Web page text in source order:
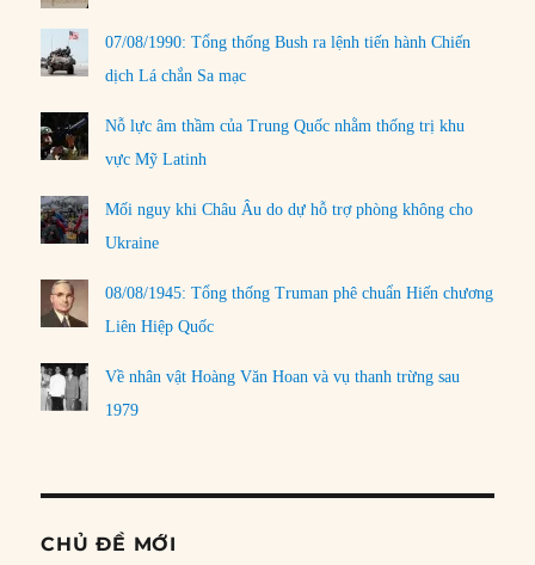
07/08/1990: Tổng thống Bush ra lệnh tiến hành Chiến
dịch Lá chắn Sa mạc
Nỗ lực âm thầm của Trung Quốc nhằm thống trị khu
vực Mỹ Latinh
Mối nguy khi Châu Âu do dự hỗ trợ phòng không cho
Ukraine
08/08/1945: Tổng thống Truman phê chuẩn Hiến chương
Liên Hiệp Quốc
Về nhân vật Hoàng Văn Hoan và vụ thanh trừng sau
1979
CHỦ ĐỀ MỚI